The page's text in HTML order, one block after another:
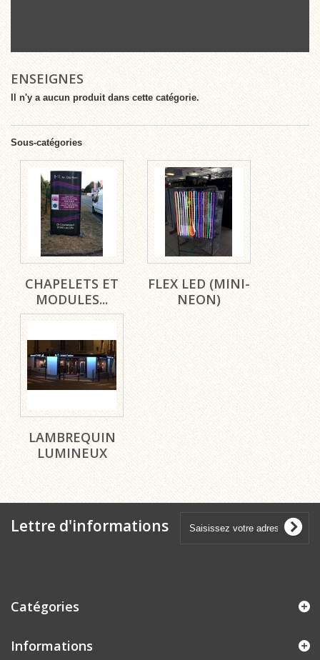
ENSEIGNES
Il n'y a aucun produit dans cette catégorie.
Sous-catégories
CHAPELETS ET
MODULES...
FLEX LED (MINI-
NEON)
LAMBREQUIN
LUMINEUX
Lettre d'informations
Catégories
Informations